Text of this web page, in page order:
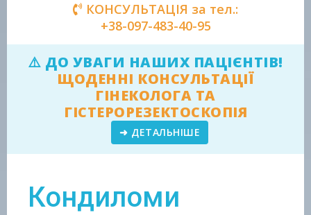
КОНСУЛЬТАЦІЯ за тел.:
+38-097-483-40-95
⚠️ ДО УВАГИ НАШИХ ПАЦІЄНТІВ!
ЩОДЕННІ КОНСУЛЬТАЦІЇ
ГІНЕКОЛОГА ТА
ГІСТЕРОРЕЗЕКТОСКОПІЯ
➜ ДЕТАЛЬНІШЕ
Кондиломи